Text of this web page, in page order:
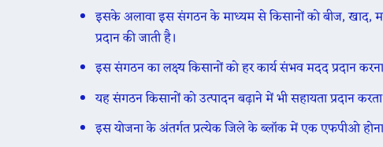
इसके अलावा इस संगठन के माध्यम से किसानों को बीज, खाद,
प्रदान की जाती है।
इस संगठन का लक्ष्य किसानों को हर कार्य संभव मदद प्रदान
यह संगठन किसानों को उत्पादन बढ़ाने में भी सहायता प्रदान
इस योजना के अंतर्गत प्रत्येक जिले के ब्लॉक में एक एफपीओ होना